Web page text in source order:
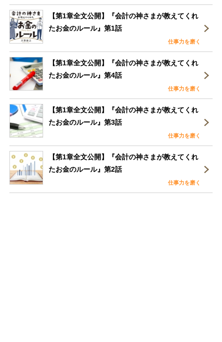
【第1章全文公開】『会計の神さまが教えてくれ
たお金のルール』第1話
仕事力を磨く
【第1章全文公開】『会計の神さまが教えてくれ
たお金のルール』第4話
仕事力を磨く
【第1章全文公開】『会計の神さまが教えてくれ
たお金のルール』第3話
仕事力を磨く
【第1章全文公開】『会計の神さまが教えてくれ
たお金のルール』第2話
仕事力を磨く